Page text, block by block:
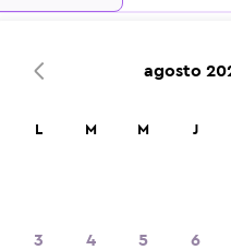
Oferta más barata de
agosto
L M M J
3 4 5 6